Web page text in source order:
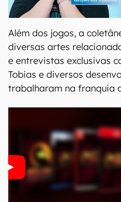
00:00 04:52
Além dos jogos, a
diversas artes
e entrevistas exclusivas
Tobias e diversos
trabalharam na franquia